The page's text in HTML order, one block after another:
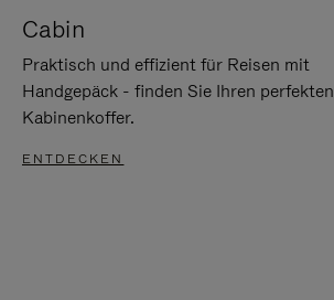
Cabin
Praktisch und effizient für Reisen mit
Handgepäck - finden Sie Ihren perfekten
Kabinenkoffer.
ENTDECKEN